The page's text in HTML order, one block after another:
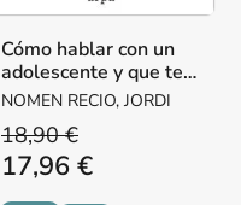
Cómo hablar con un
adolescente y que te
escuche
NOMEN RECIO, JORDI
18,90 €
17,96 €